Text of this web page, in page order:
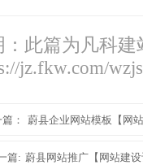
：此篇为凡科
jz.fkw.com/
： 蔚县企业网站模板【网
篇: 蔚县网站推广【网站建